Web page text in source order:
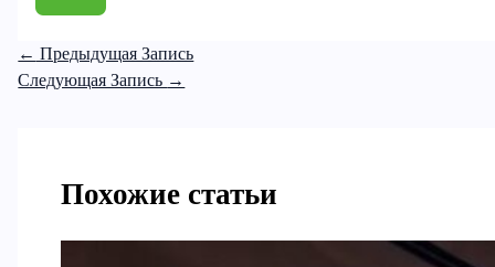
← Предыдущая Запись
Следующая Запись →
Похожие статьи